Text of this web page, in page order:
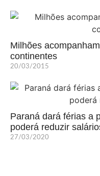
Milhões
continentes
20/03/2015
Paraná dará férias a
poderá reduzir
27/03/2020